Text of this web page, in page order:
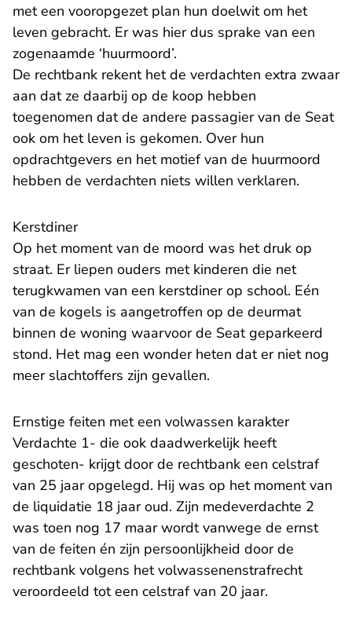
met een vooropgezet plan hun doelwit om het
leven gebracht. Er was hier dus sprake van een
zogenaamde ‘huurmoord’.
De rechtbank rekent het de verdachten extra zwaar
aan dat ze daarbij op de koop hebben
toegenomen dat de andere passagier van de Seat
ook om het leven is gekomen. Over hun
opdrachtgevers en het motief van de huurmoord
hebben de verdachten niets willen verklaren.
Kerstdiner
Op het moment van de moord was het druk op
straat. Er liepen ouders met kinderen die net
terugkwamen van een kerstdiner op school. Eén
van de kogels is aangetroffen op de deurmat
binnen de woning waarvoor de Seat geparkeerd
stond. Het mag een wonder heten dat er niet nog
meer slachtoffers zijn gevallen.
Ernstige feiten met een volwassen karakter
Verdachte 1- die ook daadwerkelijk heeft
geschoten- krijgt door de rechtbank een celstraf
van 25 jaar opgelegd. Hij was op het moment van
de liquidatie 18 jaar oud. Zijn medeverdachte 2
was toen nog 17 maar wordt vanwege de ernst
van de feiten én zijn persoonlijkheid door de
rechtbank volgens het volwassenenstrafrecht
veroordeeld tot een celstraf van 20 jaar.